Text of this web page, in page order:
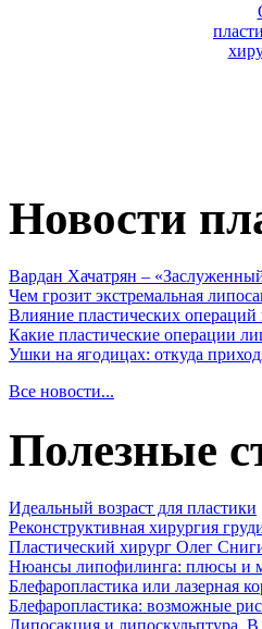
Новости
Вардан Хачатрян –
Чем грозит экстремальная
Влияние пластических операций
Какие пластические операции
Ушки на ягодицах: откуда
Все новости...
Полезные
Идеальный возраст для пластики
Реконструктивная хирургия
Пластический хирург Олег
Нюансы липофилинга: плюсы и
Блефаропластика или лазерная
Блефаропластика: возможные
Липосакция и липоскульптура. В